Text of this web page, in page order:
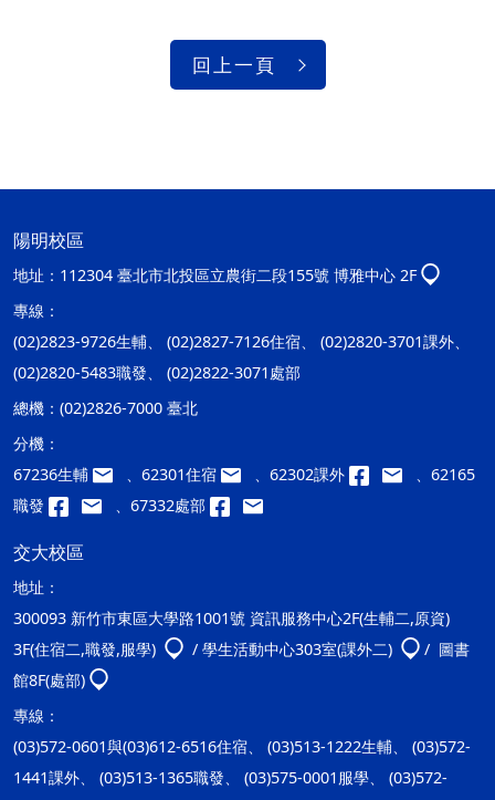
回上一頁
陽明校區
地址： 112304 臺北市北投區立農街二段155號 博雅中心 2F
專線：
(02)2823-9726生輔、 (02)2827-7126住宿、 (02)2820-3701課外、
(02)2820-5483職發、 (02)2822-3071處部
總機： (02)2826-7000 臺北
分機：
67236生輔
、62301住宿 、62302課外
、62165
職發
、67332處部
交大校區
地址：
300093 新竹市東區大學路1001號 資訊服務中心2F(生輔二,原資)
3F(住宿二,職發,服學)
/ 學生活動中心303室(課外二)
/ 圖書
館8F(處部)
專線：
(03)572-0601與(03)612-6516住宿、 (03)513-1222生輔、 (03)572-
1441課外、 (03)513-1365職發、 (03)575-0001服學、 (03)572-